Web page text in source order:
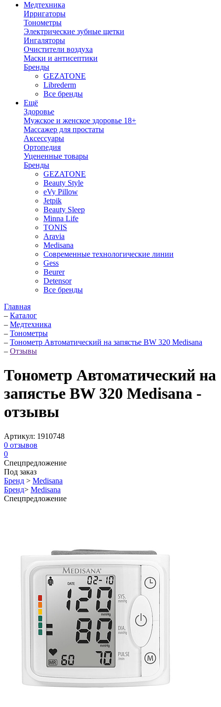
Медтехника
Ирригаторы
Тонометры
Электрические зубные щетки
Ингаляторы
Очистители воздуха
Маски и антисептики
Бренды
GEZATONE
Librederm
Все бренды
Ещё
Здоровье
Мужское и женское здоровье 18+
Массажер для простаты
Аксессуары
Ортопедия
Уцененные товары
Бренды
GEZATONE
Beauty Style
eVy Pillow
Jetpik
Beauty Sleep
Minna Life
TONIS
Aravia
Medisana
Современные технологические линии
Gess
Beurer
Detensor
Все бренды
Главная
– Каталог
– Медтехника
– Тонометры
– Тонометр Автоматический на запястье BW 320 Medisana
– Отзывы
Тонометр Автоматический на
запястье BW 320 Medisana -
отзывы
Артикул: 1910748
0 отзывов
0
Спецпредложение
Под заказ
Бренд > Medisana
Бренд> Medisana
Спецпредложение